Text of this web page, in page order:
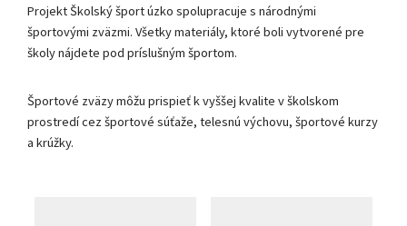
Projekt Školský šport úzko spolupracuje s národnými
športovými zväzmi. Všetky materiály, ktoré boli vytvorené pre
školy nájdete pod príslušným športom.
Športové zväzy môžu prispieť k vyššej kvalite v školskom
prostredí cez športové súťaže, telesnú výchovu, športové kurzy
a krúžky.